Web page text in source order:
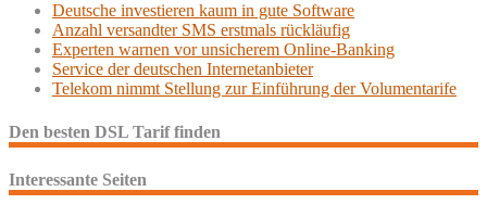
Deutsche investieren kaum in gute Software
Anzahl versandter SMS erstmals rückläufig
Experten warnen vor unsicherem Online-Banking
Service der deutschen Internetanbieter
Telekom nimmt Stellung zur Einführung der Volumentarife
Den besten DSL Tarif finden
Interessante Seiten